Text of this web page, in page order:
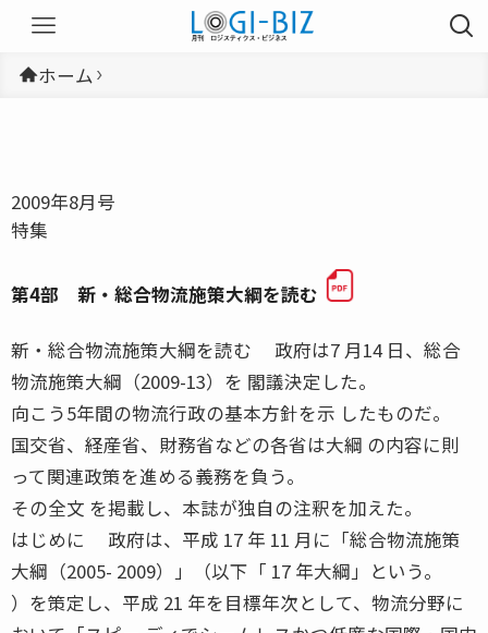
ホーム
2009年8月号
特集
第4部 新・総合物流施策大綱を読む
新・総合物流施策大綱を読む 政府は7 月14 日、総合
物流施策大綱（2009-13）を 閣議決定した。
向こう5年間の物流行政の基本方針を示 したものだ。
国交省、経産省、財務省などの各省は大綱 の内容に則
って関連政策を進める義務を負う。
その全文 を掲載し、本誌が独自の注釈を加えた。
はじめに 政府は、平成 17 年 11 月に「総合物流施策
大綱（2005- 2009）」（以下「 17 年大綱」という。
）を策定し、平成 21 年を目標年次として、物流分野に